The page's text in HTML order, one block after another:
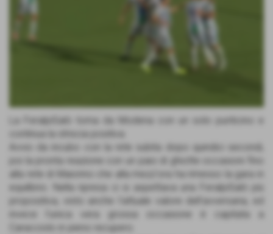
La FeralpiSalò torna da Modena con un solo punticino e
continua la striscia positiva.
Avvio da incubo con la rete subita dopo quindici secondi,
poi la pronta reazione con un paio di ghiotte occasioni fino
alla rete di Maiorino che alla mezz'ora ha rimesso la gara in
equilibrio. Nella ripresa ci si aspettava una FeralpiSalò più
propositiva, visto anche l'attuale valore dell'avversaria, ed
invece l'unica vera grossa occasione è capitata a
Caracciolo in pieno recupero.